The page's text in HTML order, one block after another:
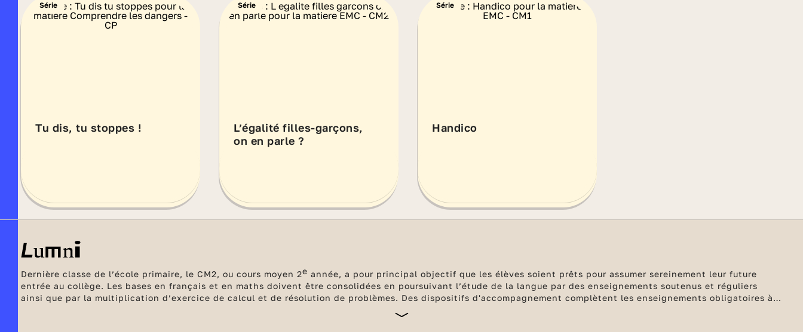
Série
Tu dis, tu stoppes !
Série
L’égalité filles-garçons,
on en parle ?
Série
Handico
Dernière classe de l’école primaire, le CM2, ou cours moyen 2e année, a pour principal objectif que les élèves soient prêts pour assumer sereinement leur future
entrée au collège. Les bases en français et en maths doivent être consolidées en poursuivant l’étude de la langue par des enseignements soutenus et réguliers
ainsi que par la multiplication d’exercice de calcul et de résolution de problèmes. Des dispositifs d'accompagnement complètent les enseignements obligatoires à